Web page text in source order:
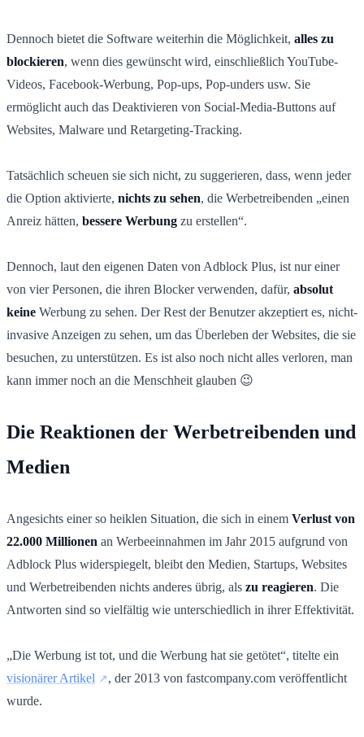
Dennoch bietet die Software weiterhin die Möglichkeit, alles zu
blockieren, wenn dies gewünscht wird, einschließlich YouTube-
Videos, Facebook-Werbung, Pop-ups, Pop-unders usw. Sie
ermöglicht auch das Deaktivieren von Social-Media-Buttons auf
Websites, Malware und Retargeting-Tracking.
Tatsächlich scheuen sie sich nicht, zu suggerieren, dass, wenn jeder
die Option aktivierte, nichts zu sehen, die Werbetreibenden „einen
Anreiz hätten, bessere Werbung zu erstellen“.
Dennoch, laut den eigenen Daten von Adblock Plus, ist nur einer
von vier Personen, die ihren Blocker verwenden, dafür, absolut
keine Werbung zu sehen. Der Rest der Benutzer akzeptiert es, nicht-
invasive Anzeigen zu sehen, um das Überleben der Websites, die sie
besuchen, zu unterstützen. Es ist also noch nicht alles verloren, man
kann immer noch an die Menschheit glauben 😉
Die Reaktionen der Werbetreibenden und
Medien
Angesichts einer so heiklen Situation, die sich in einem Verlust von
22.000 Millionen an Werbeeinnahmen im Jahr 2015 aufgrund von
Adblock Plus widerspiegelt, bleibt den Medien, Startups, Websites
und Werbetreibenden nichts anderes übrig, als zu reagieren. Die
Antworten sind so vielfältig wie unterschiedlich in ihrer Effektivität.
„Die Werbung ist tot, und die Werbung hat sie getötet“, titelte ein
visionärer Artikel
, der 2013 von fastcompany.com veröffentlicht
wurde.